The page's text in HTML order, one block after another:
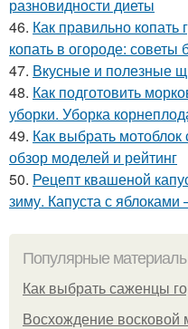
разновидности диеты
46. Как правильно копать
копать в огороде:
47. Вкусные и полезные
48. Как подготовить
уборки. Уборка
49. Как выбрать мотоблок
обзор моделей и рейтинг
50. Рецепт квашеной
зиму. Капуста с
Популярные
Как выбрать саженцы
Восхождение восковой